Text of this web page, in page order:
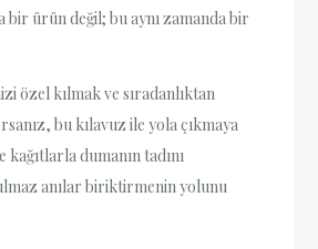
bir ürün değil; bu aynı zamanda bir
özel kılmak ve sıradanlıktan
bu kılavuz ile yola çıkmaya
kağıtlarla dumanın tadını
anılar biriktirmenin yolunu